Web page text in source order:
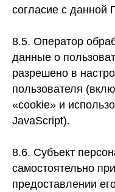
согласие с данной
8.5. Оператор
данные о
разрешено в
пользователя
«cookie» и
JavaScript).
8.6. Субъект
самостоятельно
предоставлении